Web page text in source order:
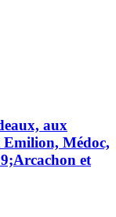
aux
Emilion, Médoc,
et